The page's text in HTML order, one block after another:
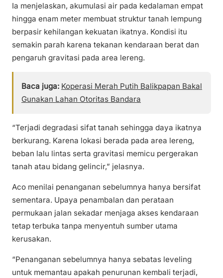
Ia menjelaskan, akumulasi air pada kedalaman empat
hingga enam meter membuat struktur tanah lempung
berpasir kehilangan kekuatan ikatnya. Kondisi itu
semakin parah karena tekanan kendaraan berat dan
pengaruh gravitasi pada area lereng.
Baca juga: Koperasi Merah Putih Balikpapan Bakal
Gunakan Lahan Otoritas Bandara
“Terjadi degradasi sifat tanah sehingga daya ikatnya
berkurang. Karena lokasi berada pada area lereng,
beban lalu lintas serta gravitasi memicu pergerakan
tanah atau bidang gelincir,” jelasnya.
Aco menilai penanganan sebelumnya hanya bersifat
sementara. Upaya penambalan dan perataan
permukaan jalan sekadar menjaga akses kendaraan
tetap terbuka tanpa menyentuh sumber utama
kerusakan.
“Penanganan sebelumnya hanya sebatas leveling
untuk memantau apakah penurunan kembali terjadi,